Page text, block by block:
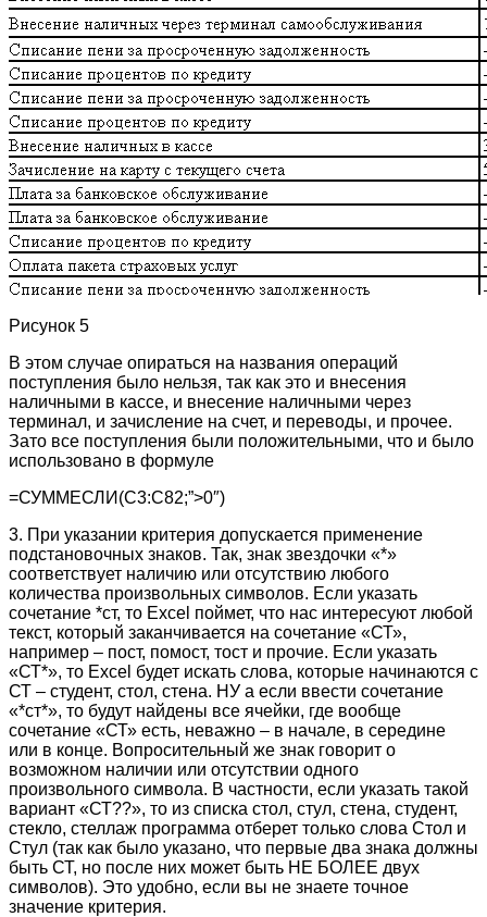
Рисунок 5
В этом случае опираться на названия операций
поступления было нельзя, так как это и внесения
наличными в кассе, и внесение наличными через
терминал, и зачисление на счет, и переводы, и прочее.
Зато все поступления были положительными, что и было
использовано в формуле
=СУММЕСЛИ(C3:C82;”>0″)
3. При указании критерия допускается применение
подстановочных знаков. Так, знак звездочки «*»
соответствует наличию или отсутствию любого
количества произвольных символов. Если указать
сочетание *ст, то Excel поймет, что нас интересуют любой
текст, который заканчивается на сочетание «СТ»,
например – пост, помост, тост и прочие. Если указать
«СТ*», то Excel будет искать слова, которые начинаются с
СТ – студент, стол, стена. НУ а если ввести сочетание
«*ст*», то будут найдены все ячейки, где вообще
сочетание «СТ» есть, неважно – в начале, в середине
или в конце. Вопросительный же знак говорит о
возможном наличии или отсутствии одного
произвольного символа. В частности, если указать такой
вариант «СТ??», то из списка стол, стул, стена, студент,
стекло, стеллаж программа отберет только слова Стол и
Стул (так как было указано, что первые два знака должны
быть СТ, но после них может быть НЕ БОЛЕЕ двух
символов). Это удобно, если вы не знаете точное
значение критерия.